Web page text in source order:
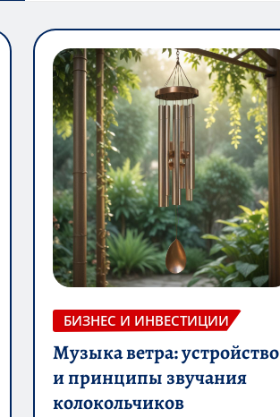
БИЗНЕС И ИНВЕСТИЦИИ
Музыка ветра: устройство
и принципы звучания
колокольчиков